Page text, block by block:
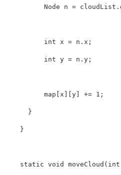
Node n = cloudList .
int x = n . x ;
int y = n . y ;
          map
[ x ] [y] += 1 ;
}
}
static void moveCloud ( int